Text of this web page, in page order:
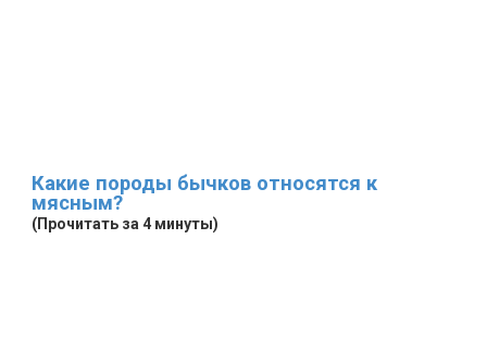
Какие породы бычков относятся к
мясным?
(Прочитать за 4 минуты)